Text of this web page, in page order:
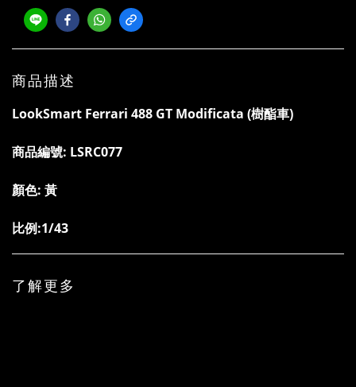
商品描述
LookSmart Ferrari 488 GT Modificata (樹酯車)
商品編號: LSRC077
顏色: 黃
比例:1/43
了解更多